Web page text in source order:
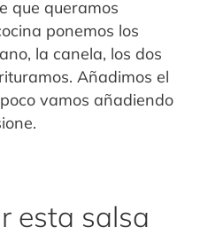
que queramos
ponemos los
la canela, los dos
Añadimos el
vamos añadiendo
esta salsa